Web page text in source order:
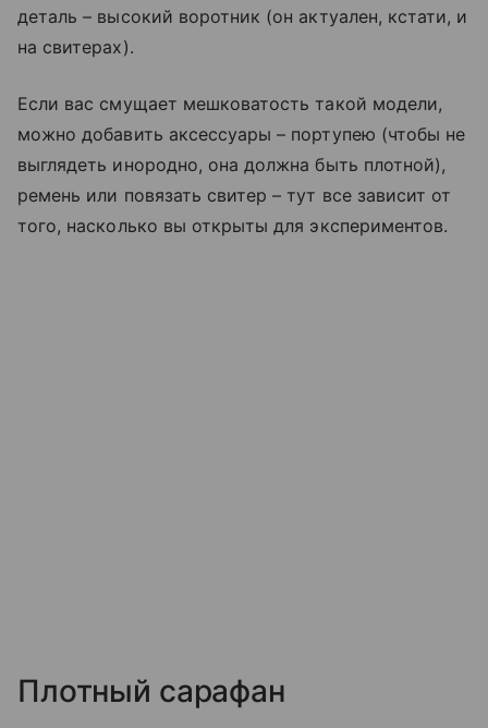
деталь – высокий воротник (он актуален, кстати, и
на свитерах).
Если вас смущает мешковатость такой модели,
можно добавить аксессуары – портупею (чтобы не
выглядеть инородно, она должна быть плотной),
ремень или повязать свитер – тут все зависит от
того, насколько вы открыты для экспериментов.
Плотный сарафан